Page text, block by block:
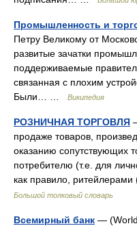
Промышленность и
Петру Великому от
развитые зачатки
поддерживаемые
связанная с плохим
Были… …
Википедия
РОЗНИЧНАЯ ТОРГОВЛЯ
продаже товаров,
оказанию сопутствующих
потребителю (т.е. для
как правило,
Большой толковый словарь
Всемирный банк —